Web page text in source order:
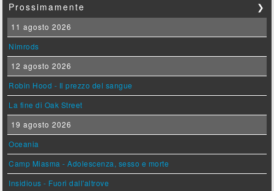
Prossimamente ❯
11 agosto 2026
Nimrods
12 agosto 2026
Robin Hood - Il prezzo del sangue
La fine di Oak Street
19 agosto 2026
Oceania
Camp Miasma - Adolescenza, sesso e morte
Insidious - Fuori dall'altrove